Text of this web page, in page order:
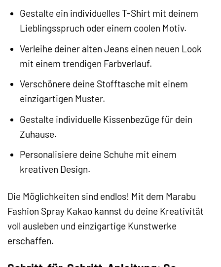
Gestalte ein individuelles T-Shirt mit deinem
Lieblingsspruch oder einem coolen Motiv.
Verleihe deiner alten Jeans einen neuen Look
mit einem trendigen Farbverlauf.
Verschönere deine Stofftasche mit einem
einzigartigen Muster.
Gestalte individuelle Kissenbezüge für dein
Zuhause.
Personalisiere deine Schuhe mit einem
kreativen Design.
Die Möglichkeiten sind endlos! Mit dem Marabu
Fashion Spray Kakao kannst du deine Kreativität
voll ausleben und einzigartige Kunstwerke
erschaffen.